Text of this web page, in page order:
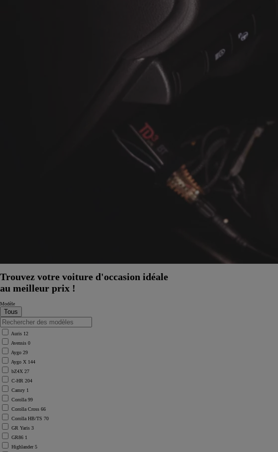
À partir de
ou financement à partir de
Trouvez votre voiture d'occasion idéale
au meilleur prix !
Modèle
Auris 12
Avensis 0
Aygo 29
Aygo X 144
bZ4X 27
C-HR 204
Camry 1
Corolla 99
Corolla Cross 66
Corolla HB/TS 70
GR Yaris 3
GR86 1
Highlander5